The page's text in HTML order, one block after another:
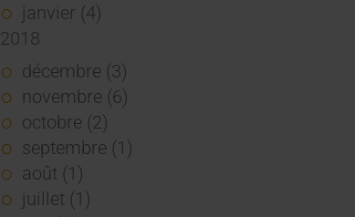
janvier (4)
2018
décembre (3)
novembre (6)
octobre (2)
septembre (1)
août (1)
juillet (1)